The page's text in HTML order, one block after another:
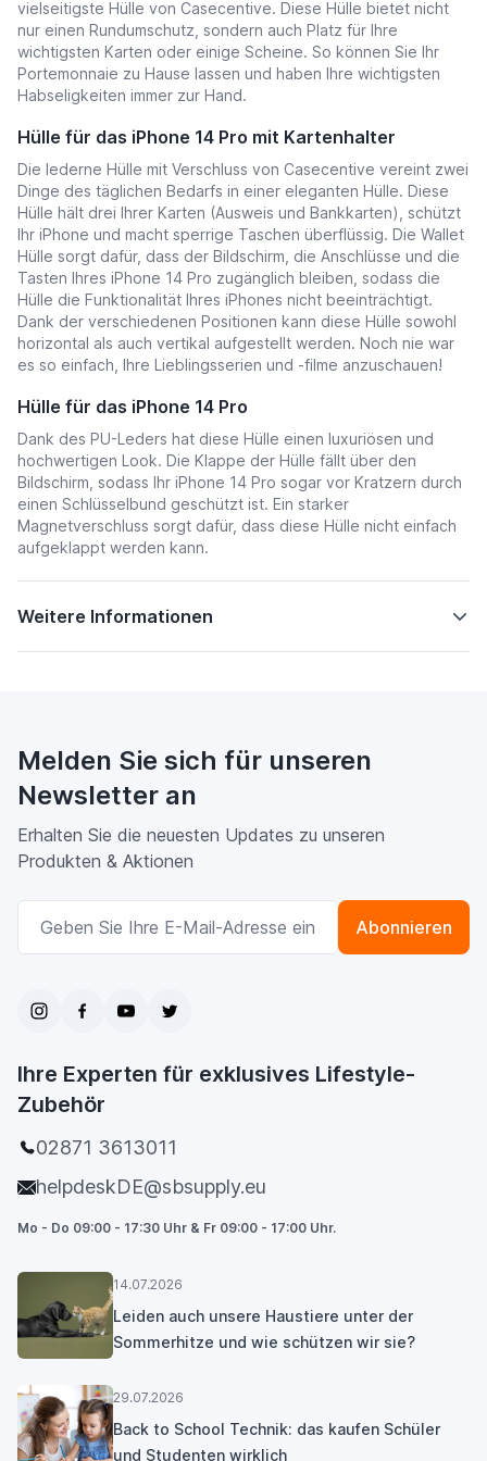
vielseitigste Hülle von Casecentive. Diese Hülle bietet nicht
nur einen Rundumschutz, sondern auch Platz für Ihre
wichtigsten Karten oder einige Scheine. So können Sie Ihr
Portemonnaie zu Hause lassen und haben Ihre wichtigsten
Habseligkeiten immer zur Hand.
Hülle für das iPhone 14 Pro mit Kartenhalter
Die lederne Hülle mit Verschluss von Casecentive vereint zwei
Dinge des täglichen Bedarfs in einer eleganten Hülle. Diese
Hülle hält drei Ihrer Karten (Ausweis und Bankkarten), schützt
Ihr iPhone und macht sperrige Taschen überflüssig. Die Wallet
Hülle sorgt dafür, dass der Bildschirm, die Anschlüsse und die
Tasten Ihres iPhone 14 Pro zugänglich bleiben, sodass die
Hülle die Funktionalität Ihres iPhones nicht beeinträchtigt.
Dank der verschiedenen Positionen kann diese Hülle sowohl
horizontal als auch vertikal aufgestellt werden. Noch nie war
es so einfach, Ihre Lieblingsserien und -filme anzuschauen!
Hülle für das iPhone 14 Pro
Dank des PU-Leders hat diese Hülle einen luxuriösen und
hochwertigen Look. Die Klappe der Hülle fällt über den
Bildschirm, sodass Ihr iPhone 14 Pro sogar vor Kratzern durch
einen Schlüsselbund geschützt ist. Ein starker
Magnetverschluss sorgt dafür, dass diese Hülle nicht einfach
aufgeklappt werden kann.
Weitere Informationen
Melden Sie sich für unseren
Newsletter an
Erhalten Sie die neuesten Updates zu unseren
Produkten & Aktionen
E-Mailadresse
Abonnieren
Ihre Experten für exklusives Lifestyle-
Zubehör
02871 3613011
helpdeskDE@sbsupply.eu
Mo - Do 09:00 - 17:30 Uhr & Fr 09:00 - 17:00 Uhr.
14.07.2026
Leiden auch unsere Haustiere unter der
Sommerhitze und wie schützen wir sie?
29.07.2026
Back to School Technik: das kaufen Schüler
und Studenten wirklich